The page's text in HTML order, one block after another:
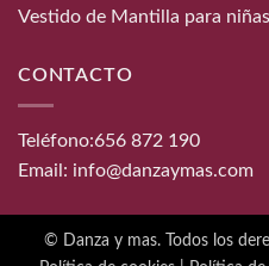
Vestido de Mantilla para niñas
CONTACTO
Teléfono:656 872 190
Email: info@danzaymas.com
© Danza y mas. Todos los